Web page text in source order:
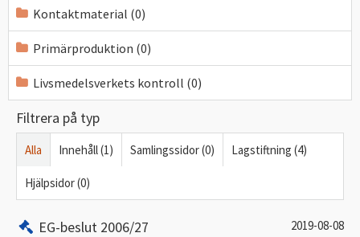
Kontaktmaterial (0)
Primärproduktion (0)
Livsmedelsverkets kontroll (0)
Filtrera på typ
Alla Innehåll (1) Samlingssidor (0) Lagstiftning (4)
Hjälpsidor (0)
EG-beslut 2006/27 2019-08-08